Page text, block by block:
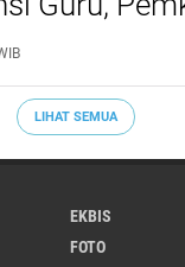
LIHAT SEMUA
EKBIS
FOTO